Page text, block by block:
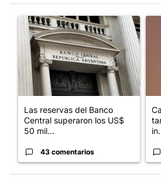
Un artículo de tendencia con el
Las reservas del Banco
Central superaron los US$
50 mil...
43 comentarios